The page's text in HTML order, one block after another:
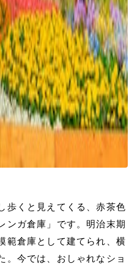
歩くと見えてくる、赤茶色
ンガ倉庫」です。明治末期
範倉庫として建てられ、横
。今では、おしゃれなショ